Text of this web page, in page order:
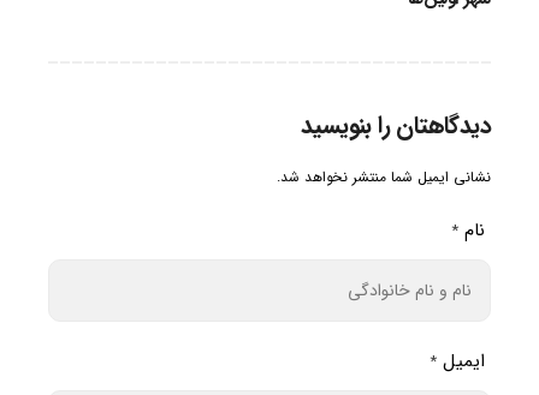
دیدگاهتان را بنویسید
نشانی ایمیل شما منتشر نخواهد شد.
نام *
ایمیل *